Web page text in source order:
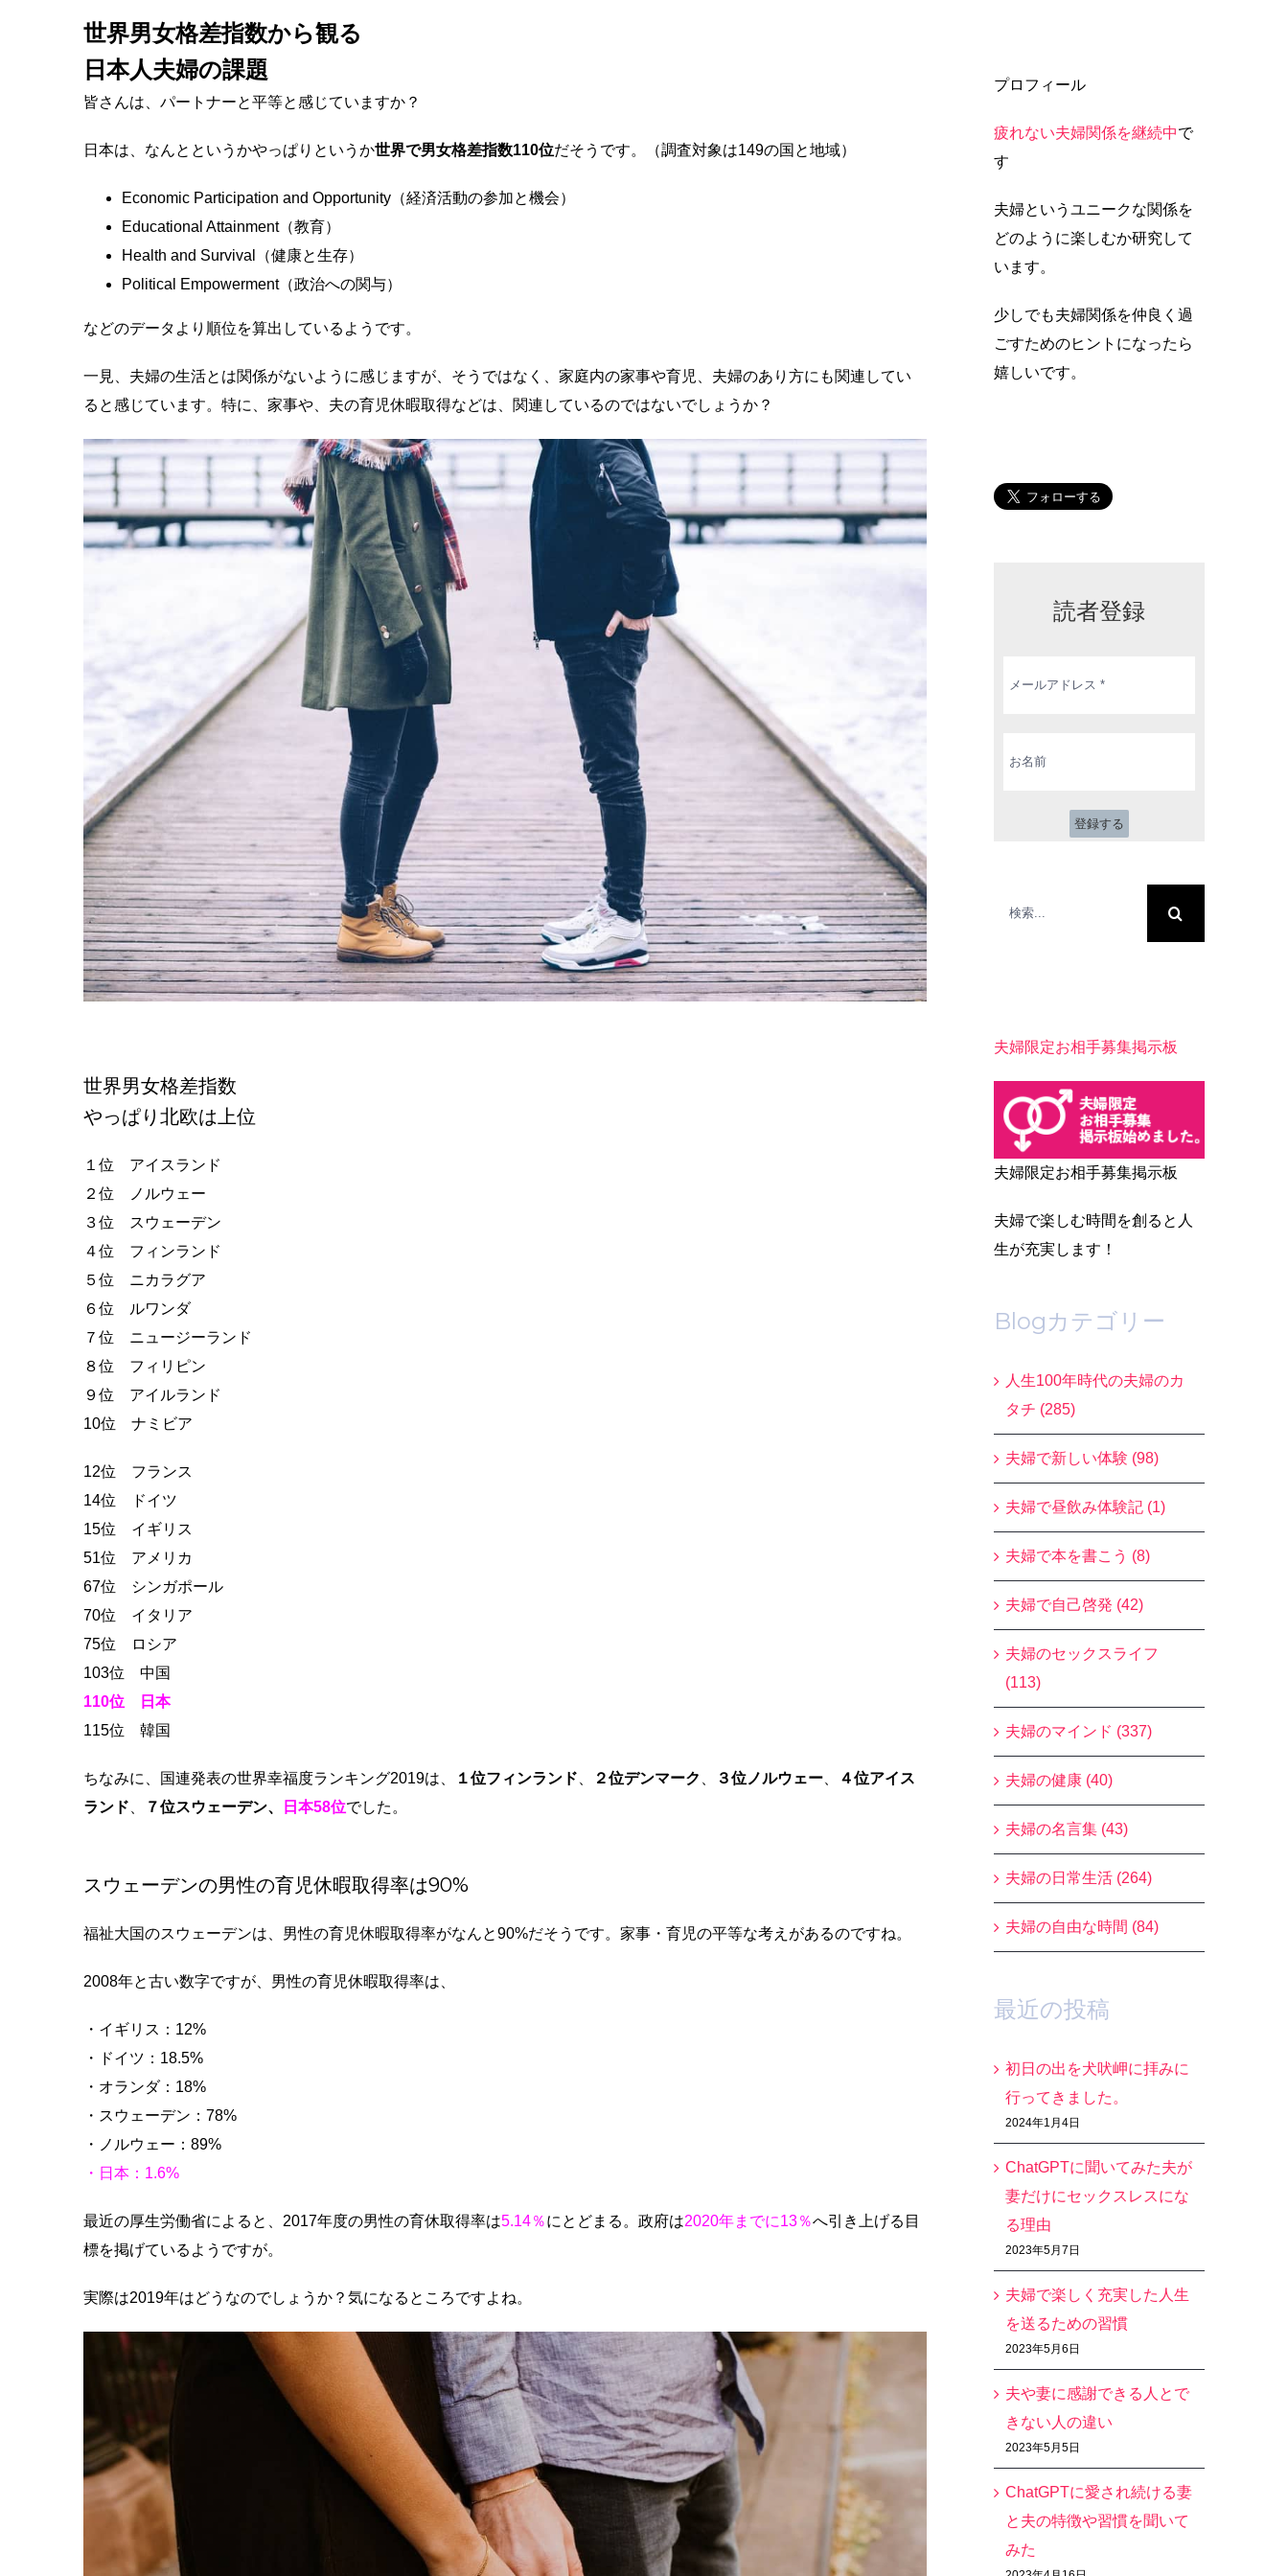
世界男女格差指数から観る
日本人夫婦の課題
皆さんは、パートナーと平等と感じていますか？
日本は、なんとというかやっぱりというか世界で男女格差指数110位だそうです。（調査対象は149の国と地域）
Economic Participation and Opportunity（経済活動の参加と機会）
Educational Attainment（教育）
Health and Survival（健康と生存）
Political Empowerment（政治への関与）
などのデータより順位を算出しているようです。
一見、夫婦の生活とは関係がないように感じますが、そうではなく、家庭内の家事や育児、夫婦のあり方にも関連してい
ると感じています。特に、家事や、夫の育児休暇取得などは、関連しているのではないでしょうか？
世界男女格差指数
やっぱり北欧は上位
１位 アイスランド
２位 ノルウェー
３位 スウェーデン
４位 フィンランド
５位 ニカラグア
６位 ルワンダ
７位 ニュージーランド
８位 フィリピン
９位 アイルランド
10位 ナミビア
12位 フランス
14位 ドイツ
15位 イギリス
51位 アメリカ
67位 シンガポール
70位 イタリア
75位 ロシア
103位 中国
110位 日本
115位 韓国
ちなみに、国連発表の世界幸福度ランキング2019は、 １位フィンランド ２位デンマーク ３位ノルウェー
４位アイス
ランド
７位スウェーデン、 日本58位でした。
スウェーデンの男性の育児休暇取得率は90%
福祉大国のスウェーデンは、男性の育児休暇取得率がなんと90%だそうです。家事・育児の平等な考えがあるのですね。
2008年と古い数字ですが、男性の育児休暇取得率は、
・イギリス：12%
・ドイツ：18.5%
・オランダ：18%
・スウェーデン：78%
・ノルウェー：89%
・日本：1.6%
最近の厚生労働省によると、2017年度の男性の育休取得率は5.14％にとどまる。政府は2020年までに13％へ引き上げる目
標を掲げているようですが。
実際は2019年はどうなのでしょうか？気になるところですよね。
プロフィール
疲れない夫婦関係を継続中で
す
夫婦というユニークな関係を
どのように楽しむか研究して
います。
少しでも夫婦関係を仲良く過
ごすためのヒントになったら
嬉しいです。
読者登録
ー
夫婦限定お相手募集掲示板
夫婦限定お相手募集掲示板
夫婦で楽しむ時間を創ると人
生が充実します！
Blogカテゴリー
人生100年時代の夫婦のカ
タチ (285)
夫婦で新しい体験 (98)
夫婦で昼飲み体験記 (1)
夫婦で本を書こう (8)
夫婦で自己啓発 (42)
夫婦のセックスライフ
(113)
夫婦のマインド (337)
夫婦の健康 (40)
夫婦の名言集 (43)
夫婦の日常生活 (264)
夫婦の自由な時間 (84)
最近の投稿
初日の出を犬吠岬に拝みに
行ってきました。
2024年1月4日
ChatGPTに聞いてみた夫が
妻だけにセックスレスにな
る理由
2023年5月7日
夫婦で楽しく充実した人生
を送るための習慣
2023年5月6日
夫や妻に感謝できる人とで
きない人の違い
2023年5月5日
ChatGPTに愛され続ける妻
と夫の特徴や習慣を聞いて
みた